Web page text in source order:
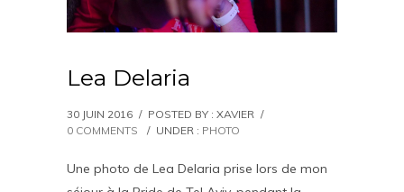
Lea Delaria
30 JUIN 2016 / POSTED BY : XAVIER /
0 COMMENTS
/ UNDER : PHOTO
Une photo de Lea Delaria prise lors de mon